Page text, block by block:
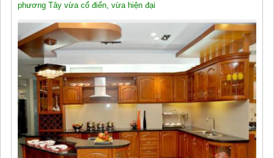
phương Tây vừa cổ điển, vừa hiện đại